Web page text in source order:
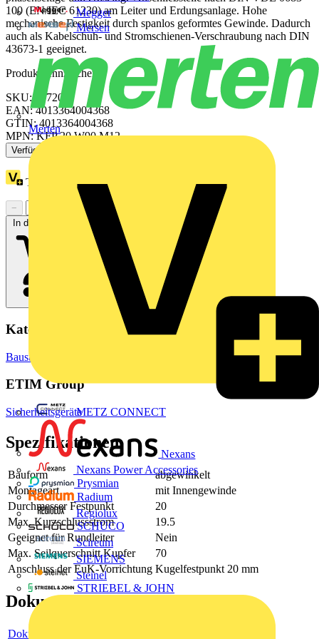
Megger
Mersen
Merten
METZ CONNECT
Nexans
Nexans Power Accessories
Prysmian
Radium
Regiolux
SCHÜCO
Scireum
SIEMENS
Steinel
STRIEBEL & JOHN
100 (EN/IEC 61230) am Leiter und Erdungsanlage. Hohe
mechanische Festigkeit durch spanlos geformtes Gewinde. Dadurch
auch als Kabelschuh- und Stromschienen-Verschraubung nach DIN
43673-1 geeignet.
Produktkennzeichen
SKU: 707200
EAN: 4013364004368
GTIN: 4013364004368
MPN: KFP 20 W90 M12
Verfügbar: 1 Händler
Treuepunkte:1
−
In den Warenkorb
Kategorien
Baustoffe & Verbrauchsmaterialien Befestigungsmittel & Schrauben
ETIM Group
Sicherheitsgeräte
Spezifikationen
Bauform
abgewinkelt
Montageart
mit Innengewinde
Durchmesser Festpunkt
20
Max. Kurzschlussstrom
19.5
Geeignet für Rundleiter
Nein
Max. Seilquerschnitt Kupfer
70
Anschluss der EuK-Vorrichtung Kugelfestpunkt 20 mm
Dokumente
Dokument